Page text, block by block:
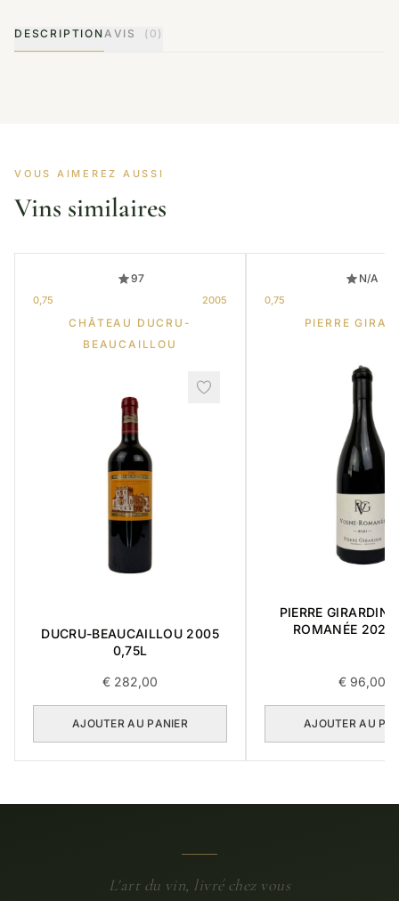
DESCRIPTION AVIS (0)
VOUS AIMEREZ AUSSI
Vins similaires
97
0,75 2005
CHÂTEAU DUCRU-
BEAUCAILLOU
DUCRU-BEAUCAILLOU 2005
0,75L
€ 282,00
AJOUTER AU PANIER
N/A
0,75
PIERRE
PIERRE GIRARDIN
ROMANÉE 2021
€96,00
AJOUTER AU
L'art du vin, livré chez vous